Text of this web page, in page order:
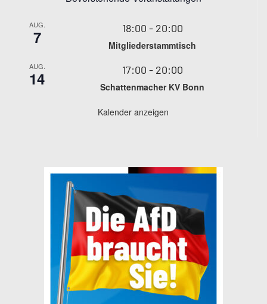
AUG.
7 18:00 - 20:00
Mitgliederstammtisch
AUG.
14 17:00 - 20:00
Schattenmacher KV Bonn
Kalender anzeigen